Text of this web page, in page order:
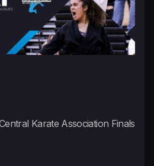
Karate Association Finals